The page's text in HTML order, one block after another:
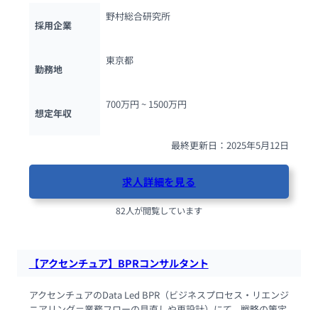
採用企業
野村総合研究所
勤務地
東京都
想定年収
700万円 ~ 1500万円
最終更新日：2025年5月12日
求人詳細を見る
82人が閲覧しています
【アクセンチュア】BPRコンサルタント
アクセンチュアのData Led BPR（ビジネスプロセス・リエンジ